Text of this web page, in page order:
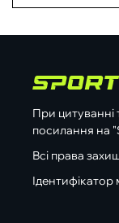
При цитуванні
посилання на
Всі права